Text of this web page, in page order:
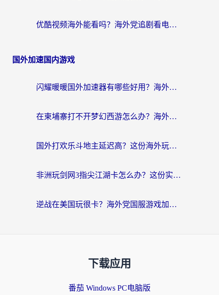
优酷视频海外能看吗？海外党追剧看电影的终极解决方案来了
国外加速国内游戏
闪耀暖暖国外加速器有哪些好用？海外党亲测的国服游戏加速终极指南
在柬埔寨打不开梦幻西游怎么办？海外玩家国服游戏加速终极指南
国外打欢乐斗地主延迟高？这份海外玩家国服游戏加速指南帮你解决卡顿烦恼
非洲玩剑网3指尖江湖卡怎么办？这份实测有效的国服游戏加速指南请收好
逆战在美国玩很卡？海外党国服游戏加速终极指南（附DNF宝可梦加速技巧）
下载应用
番茄 Windows PC电脑版